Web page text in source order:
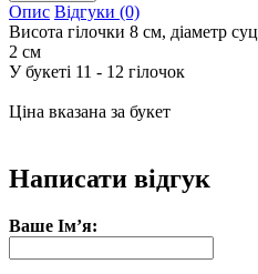
Опис Відгуки (0)
Висота гілочки 8 см, діаметр
2 см
У букеті 11 - 12 гілочок
Ціна вказана за букет
Написати відгук
Ваше Ім’я: